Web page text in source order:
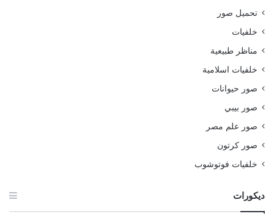
تحميل صور
خلفيات
مناظر طبيعية
خلفيات اسلامية
صور حيوانات
صور بيبي
صور علم مصر
صور كرتون
خلفيات فوتوشوب
ديكورات